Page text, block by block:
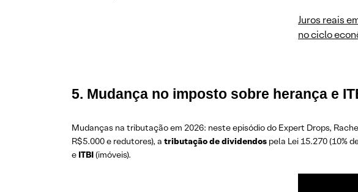
Juros reais
no ciclo
5. Mudança no imposto sobre herança e
Mudanças na tributação em 2026: neste episódio do Expert Drops,
R$ 5.000 e redutores), a tributação de dividendos pela Lei 15.270 (10%
e ITBI(imóveis).